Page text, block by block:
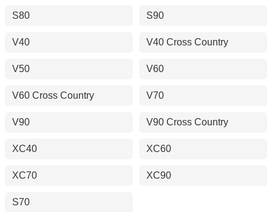
S80 S90
V40 V40 Cross Country
V50 V60
V60 Cross Country V70
V90 V90 Cross Country
XC40 XC60
XC70 XC90
S70